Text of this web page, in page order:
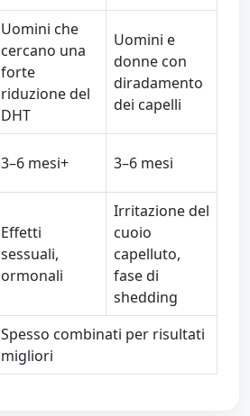
Uomini che
cercano una
forte
riduzione del
DHT
Uomini e
donne con
diradamento
dei capelli
3–6 mesi+ 3–6 mesi
Effetti
sessuali,
ormonali
Irritazione del
cuoio
capelluto,
fase di
shedding
Spesso combinati per risultati
migliori